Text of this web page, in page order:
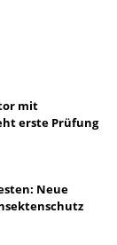
mit
erste Prüfung
Neue